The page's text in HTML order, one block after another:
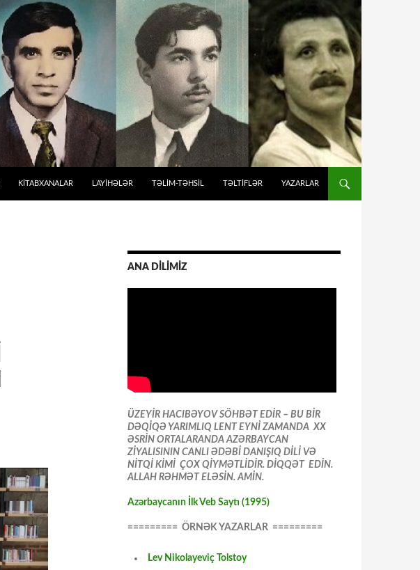
KİTABXANALAR LAYİHƏLƏR TƏLIM-TƏHSIL TƏLTİFLƏR YAZARLAR
ANA DİLİMİZ
ÜZEYİR HACIBƏYOV SÖHBƏT EDİR – BU BİR
DƏQİQƏ YARIMLIQ LENT EYNİ ZAMANDA XX
ƏSRİN ORTALARANDA AZƏRBAYCAN
ZİYALISININ CANLI ƏDƏBİ DANIŞIQ DİLİ VƏ
NİTQİ KİMİ ÇOX QİYMƏTLİDİR. DİQQƏT EDİN.
ALLAH RƏHMƏT ELƏSİN. AMİN.
Azərbaycanın İlk Veb Saytı (1995)
========= ÖRNƏK YAZARLAR =========
Lev Nikolayeviç Tolstoy